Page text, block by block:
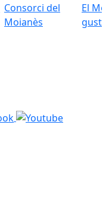
Consorci del
Moianès
El
gust